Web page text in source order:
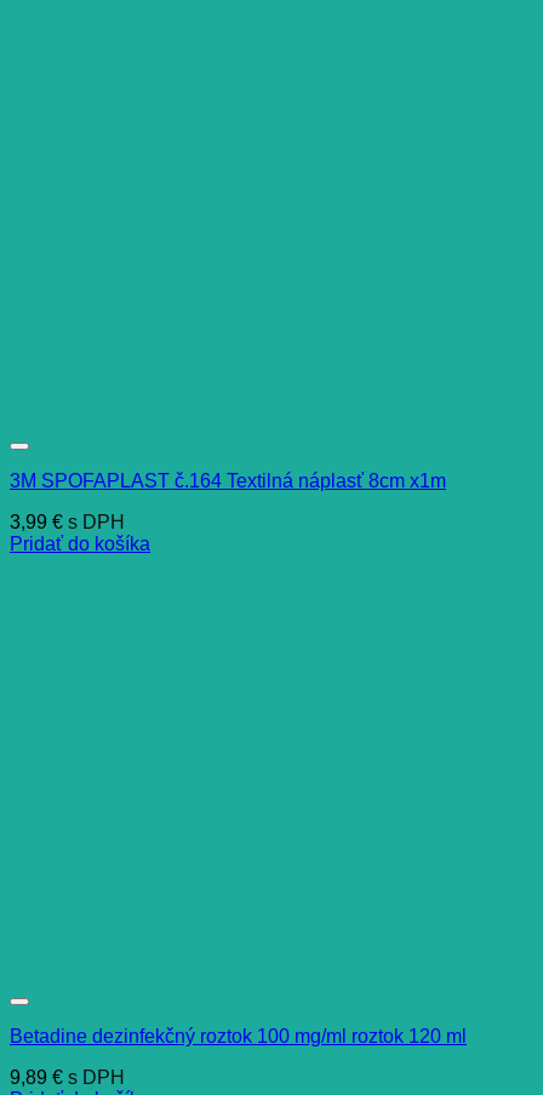
3M SPOFAPLAST č.164 Textilná náplasť 8cm x1m
3,99 € s DPH
Pridať do košíka
Betadine dezinfekčný roztok 100 mg/ml roztok 120 ml
9,89 € s DPH